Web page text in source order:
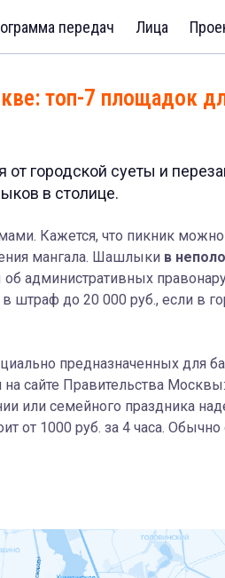
передач Лица
топ-7 площадок
от городской суеты и
в столице.
Кажется, что пикник
мангала. Шашлыки в
административных
до 20 000 руб., если в
предназначенных для
сайте Правительства
или семейного праздника
от 1000 руб. за 4 часа.